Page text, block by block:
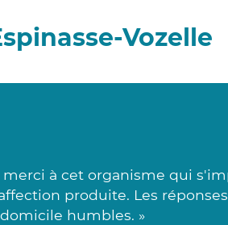
Vozelle
à cet organisme qui
produite. Les
humbles. »